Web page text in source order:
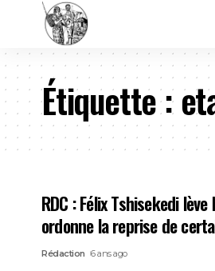
Étiquette :
RDC : Félix Tshisekedi
ordonne la reprise de
Rédaction 6 ans ago